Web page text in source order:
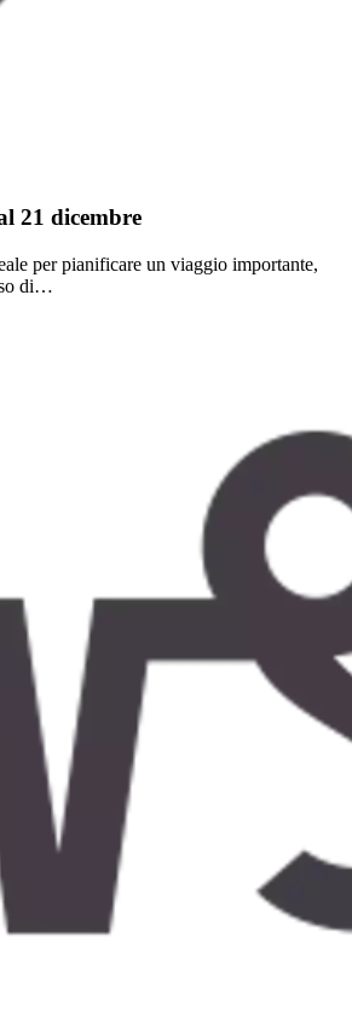
21 dicembre
per pianificare un viaggio importante,
di…